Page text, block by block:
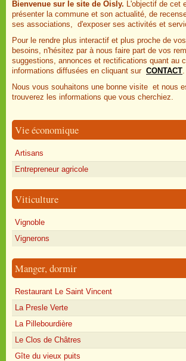
Bienvenue sur le site de Oisly. L'objectif de cet
présenter la commune et son actualité, de
ses associations, d'exposer ses activités et
Pour le rendre plus interactif et plus proche de
besoins, n'hésitez par à nous faire part de vos
suggestions, annonces et rectifications quant au
informations diffusées en cliquant sur CONTACT.
Nous vous souhaitons une bonne visite et nous
trouverez les informations que vous cherchiez.
Vie économique
Artisans
Entrepreneur agricole
Viticulture
Vignoble
Vignerons
Manger, dormir
Restaurant Le Saint Vincent
La Presle Verte
La Pillebourdière
Le Clos de Châtres
Gîte du vieux puits